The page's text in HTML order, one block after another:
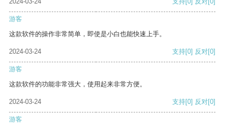
游客
这款软件的操作非常简单，即使是小白也能快速上手。
2024-03-24 支持[0] 反对[0]
游客
这款软件的功能非常强大，使用起来非常方便。
2024-03-24 支持[0] 反对[0]
游客